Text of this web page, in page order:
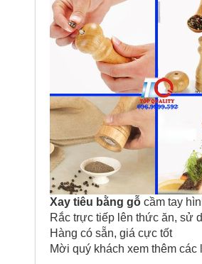
Xay tiêu bằng gỗ cầm tay
Rắc trực tiếp lên thức ăn, sử
Hàng có sẵn, giá cực tốt
Mời quý khách xem thêm các